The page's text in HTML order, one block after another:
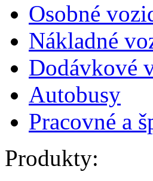
Osobné
Nákladné
Dodávkové
Autobusy
Pracovné a
Produkty: